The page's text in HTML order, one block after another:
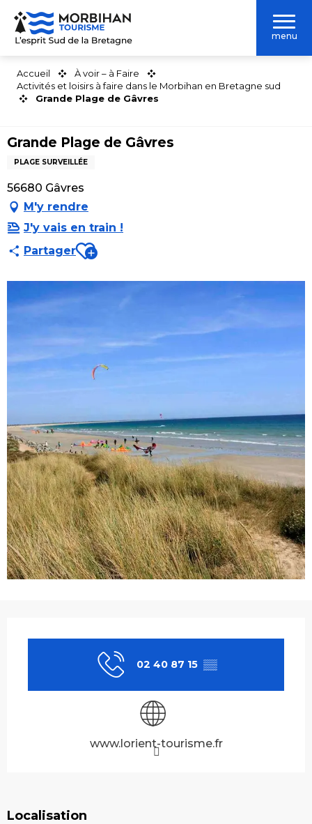
Aller
contenu
menu
Accueil
À voir – à Faire
Activités et loisirs à faire dans le Morbihan en Bretagne sud
Grande Plage de Gâvres
Grande Plage de Gâvres
PLAGE SURVEILLÉE
56680 Gâvres
M'y rendre
J'y vais en train !
PartagerAjouter aux favoris
02 40 87 15 ▒▒
www.lorient-tourisme.fr
Localisation